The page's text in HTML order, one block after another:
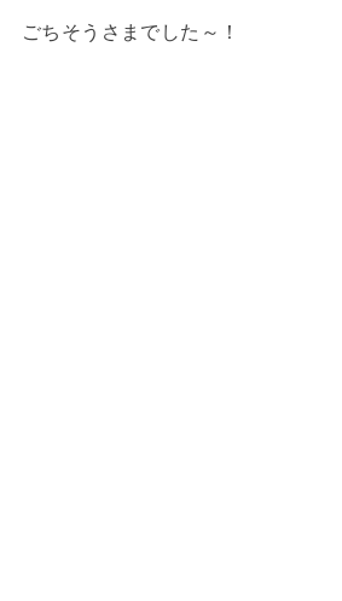
ごちそうさまでした～！